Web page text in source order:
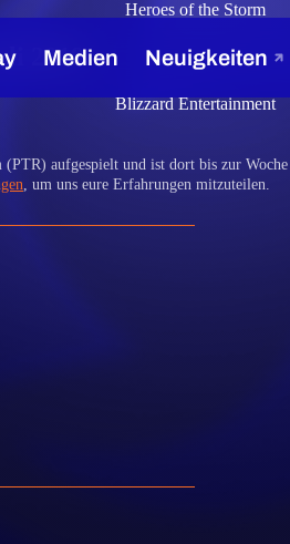
Heroes of the Storm
2019
Blizzard Entertainment
aufgespielt und ist dort bis zur
, um uns eure Erfahrungen mitzuteilen.